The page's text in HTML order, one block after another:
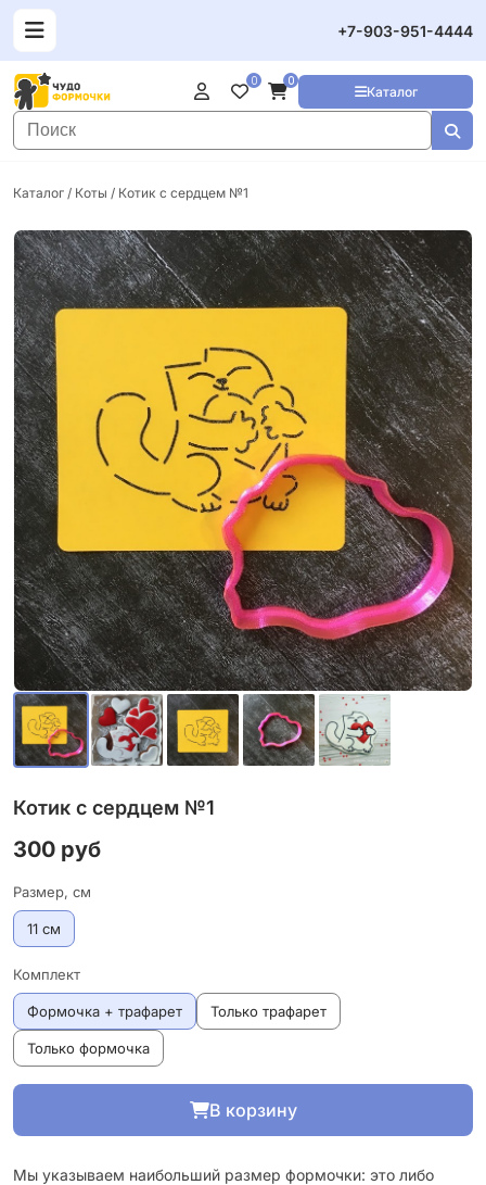
+7-903-951-4444
Каталог
0 0
Каталог / Коты / Котик с сердцем №1
Котик с сердцем №1
300 руб
Размер, см
11 см
Комплект
Формочка + трафарет Только трафарет
Только формочка
В корзину
Мы указываем наибольший размер формочки: это либо